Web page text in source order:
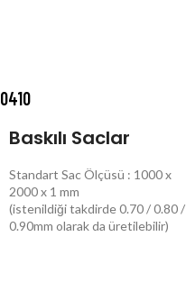
0410
Baskılı Saclar
Standart Sac Ölçüsü : 1000 x
2000 x 1 mm
(istenildiği takdirde 0.70 / 0.80 /
0.90mm olarak da üretilebilir)